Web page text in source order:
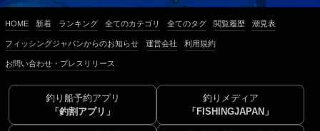
HOME 新着 ランキング 全てのカテゴリ 全てのタグ 閲覧履歴 潮見表
フィッシングジャパンからのお知らせ 運営会社 利用規約
お問い合わせ・プレスリリース
釣り船予約アプリ
「釣割アプリ」
釣りメディア
「FISHINGJAPAN」